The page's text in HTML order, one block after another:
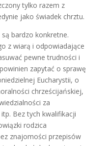
tylko razem z
jako świadek chrztu.
są bardzo konkretne.
z wiarą i odpowiadające
pewne trudności i
zapytać o sprawę
Eucharystii, o
chrześcijańskiej,
za
Bez tych kwalifikacji
rodzica
znajomości przepisów